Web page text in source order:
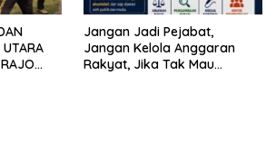
UTARA
Jangan Jadi Pejabat,
Jangan Kelola Anggaran
Rakyat, Jika Tak Mau